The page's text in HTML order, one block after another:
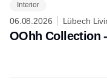
Interior
06.08.2026 Lübech
OOhh Collection